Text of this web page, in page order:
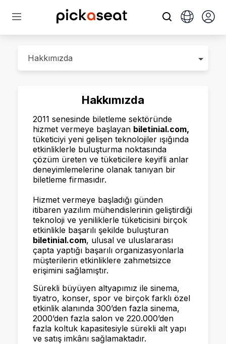
Hakkımızda
2011 senesinde biletleme sektöründe
hizmet vermeye başlayan biletinial.com,
tüketiciyi yeni gelişen teknolojiler ışığında
etkinliklerle buluşturma noktasında
çözüm üreten ve tüketicilere keyifli anlar
deneyimlemelerine olanak tanıyan bir
biletleme firmasıdır.
Hizmet vermeye başladığı günden
itibaren yazılım mühendislerinin geliştirdiği
teknoloji ve yeniliklerle tüketicisini birçok
etkinlikle başarılı şekilde buluşturan
biletinial.com, ulusal ve uluslararası
çapta yaptığı başarılı organizasyonlarla
müşterilerin etkinliklere zahmetsizce
erişimini sağlamıştır.
Sürekli büyüyen altyapımız ile sinema,
tiyatro, konser, spor ve birçok farklı özel
etkinlik alanında 300’den fazla sinema,
2000’den fazla salon ve 220.000’den
fazla koltuk kapasitesiyle sürekli alt yapı
ve satış imkânı sağlamaktadır.